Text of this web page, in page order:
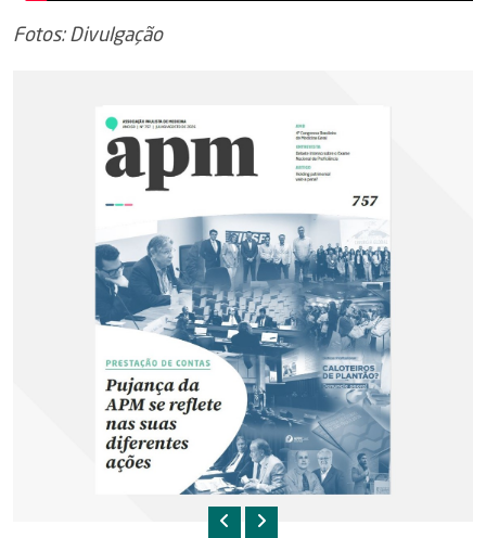
Fotos: Divulgação